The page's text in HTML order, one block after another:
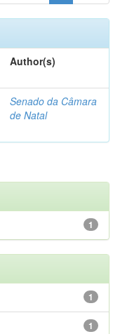
Author(s)
Senado da Câmara
de Natal
1
1
1